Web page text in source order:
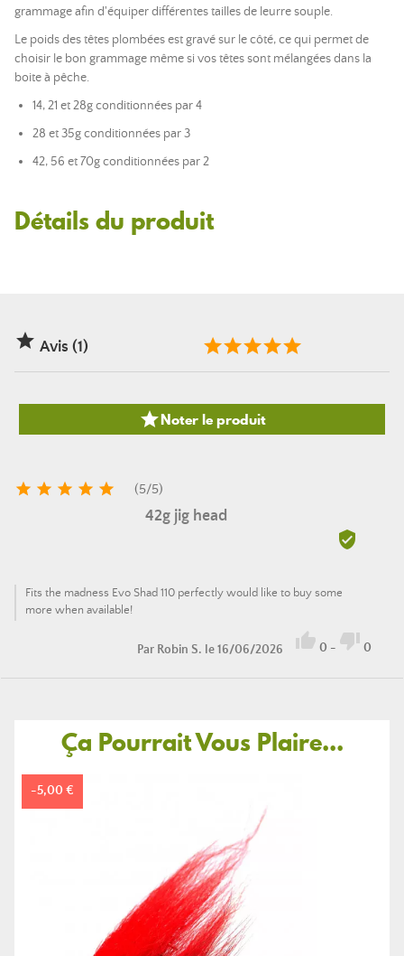
grammage afin d'équiper différentes tailles de leurre souple.
Le poids des têtes plombées est gravé sur le côté, ce qui permet de
choisir le bon grammage même si vos têtes sont mélangées dans la
boite à pêche.
14, 21 et 28g conditionnées par 4
28 et 35g conditionnées par 3
42, 56 et 70g conditionnées par 2
Détails du produit
 Avis (1)
Noter le produit
     (5/5)
42g jig head

Fits the madness Evo Shad 110 perfectly would like to buy some
more when available!
Par Robin S. le 16/06/2026  0 -  0
Ça Pourrait Vous Plaire...
-5,00 €